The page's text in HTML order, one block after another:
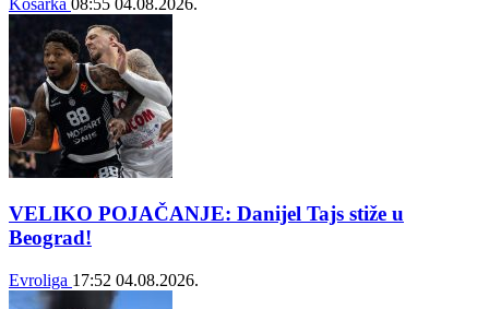
VELIKO POJAČANJE: Danijel Tajs stiže u
Beograd!
Evroliga 17:52 04.08.2026.